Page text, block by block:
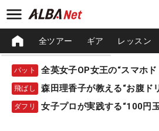
全ツアー ギア レッスン
パット 全英女子OP女王の“スマホド
飛ばし 森田理香子が教える“お腹ド
ダフリ 女子プロが実践する“100円